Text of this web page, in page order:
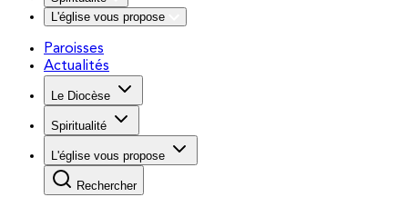
L'église vous propose
Paroisses
Actualités
Le Diocèse
Spiritualité
L'église vous propose
Rechercher